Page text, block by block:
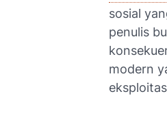
sosial
penulis
modern